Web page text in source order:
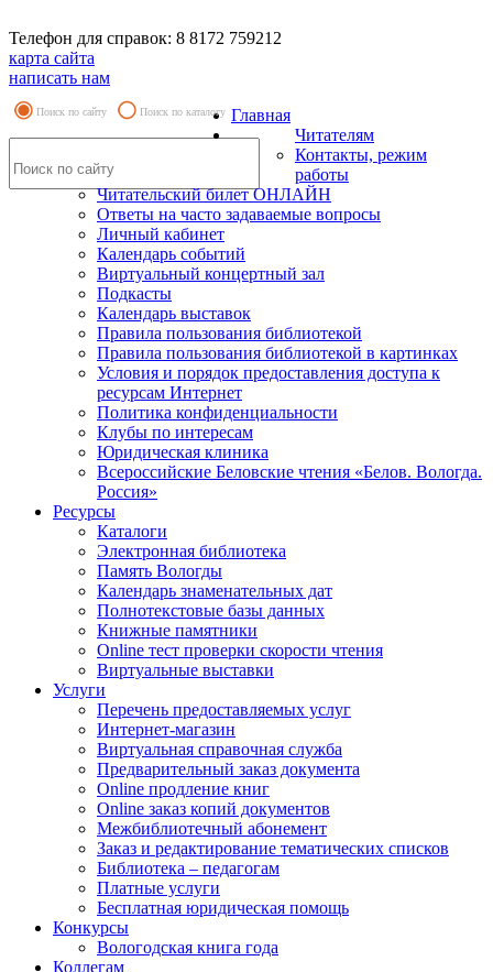
Телефон для справок: 8 8172 759212
карта сайта
написать нам
Поиск по сайту Поиск по каталогу Главная
Читателям
Контакты, режим
работы
Читательский билет ОНЛАЙН
Ответы на часто задаваемые вопросы
Личный кабинет
Календарь событий
Виртуальный концертный зал
Подкасты
Календарь выставок
Правила пользования библиотекой
Правила пользования библиотекой в картинках
Условия и порядок предоставления доступа к
ресурсам Интернет
Политика конфиденциальности
Клубы по интересам
Юридическая клиника
Всероссийские Беловские чтения «Белов. Вологда.
Россия»
Ресурсы
Каталоги
Электронная библиотека
Память Вологды
Календарь знаменательных дат
Полнотекстовые базы данных
Книжные памятники
Online тест проверки скорости чтения
Виртуальные выставки
Услуги
Перечень предоставляемых услуг
Интернет-магазин
Виртуальная справочная служба
Предварительный заказ документа
Online продление книг
Online заказ копий документов
Межбиблиотечный абонемент
Заказ и редактирование тематических списков
Библиотека – педагогам
Платные услуги
Бесплатная юридическая помощь
Конкурсы
Вологодская книга года
Коллегам